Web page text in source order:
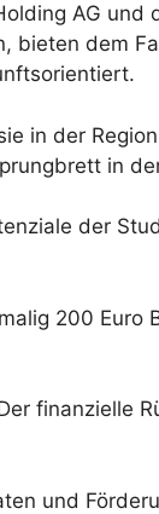
AG und
bieten dem
in der
in
der
200 Euro
finanzielle
und